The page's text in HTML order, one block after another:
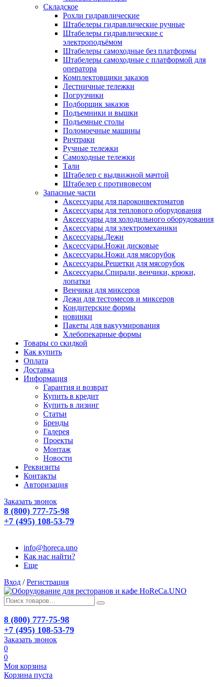
Складское
Рохли гидравлические
Штабелеры гидравлические ручные
Штабелеры гидравлические с
электроподъёмом
Штабелеры самоходные без платформы
Штабелеры самоходные с платформой для
оператора
Комплектовщики заказов
Лестничные тележки
Погрузчики
Подборщик заказов
Подъемники и вышки
Подъемные столы
Поломоечные машины
Ричтраки
Ручные тележки
Самоходные тележки
Тали
Штабелер с выдвижной мачтой
Штабелер с противовесом
Запасные части
Аксессуары для пароконвектоматов
Аксессуары для теплового оборудования
Аксессуары для холодильного оборудования
Аксессуары для электромеханики
Аксессуары.Дежи
Аксессуары.Ножи дисковые
Аксессуары.Ножи для мясорубок
Аксессуары.Решетки для мясорубок
Аксессуары.Спирали, венчики, крюки,
лопатки
Венчики для миксеров
Дежи для тестомесов и миксеров
Кондитерские формы
новинки
Пакеты для вакуумирования
Хлебопекарные формы
Товары со скидкой
Как купить
Оплата
Доставка
Информация
Гарантия и возврат
Купить в кредит
Купить в лизинг
Статьи
Бренды
Галерея
Проекты
Монтаж
Новости
Реквизиты
Контакты
Авторизация
Заказать звонок
8 (800) 777-75-98
+7 (495) 108-53-79
info@horeca.uno
Как нас найти?
Еще
Вход / Регистрация
8 (800) 777-75-98
+7 (495) 108-53-79
Заказать звонок
0
0
Моя корзина
Корзина пуста